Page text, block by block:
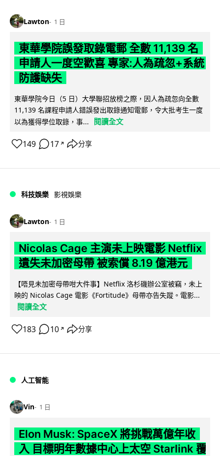
Lawton 1 日
東華學院誤發取錄電郵 全數 11,139 名
申請人一度空歡喜 專家:人為疏忽+系統
防護缺失
東華學院今日（5 日）大學聯招放榜之際，因人為疏忽向全數
11,139 名課程申請人錯誤發出取錄通知電郵，令大批考生一度
以為獲得學位取錄，事...
閱讀全文
149 17 ↗ 分享
科技娛樂 影視娛樂
Lawton 1 日
Nicolas Cage 主演未上映電影 Netflix
遺失未加密母帶 被索償 8.19 億港元
【唔見未加密母帶咁大件事】Netflix 洛杉磯辦公室被竊，未上
映的 Nicolas Cage 電影《Fortitude》母帶亦告失蹤。電影...
閱讀全文
183 10 ↗ 分享
人工智能
Vin 1 日
Elon Musk: SpaceX 將挑戰萬億年收
入 目標明年數據中心上太空 Starlink 覆